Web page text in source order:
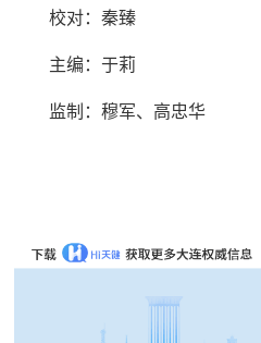
校对：秦臻
主编：于莉
监制：穆军、高忠华